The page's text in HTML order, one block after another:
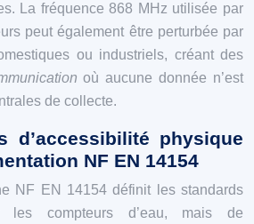
La fréquence 868 MHz utilisée par
peut également être perturbée par
ou industriels, créant des
où aucune donnée n’est
de collecte.
d’accessibilité physique
NF EN 14154
NF EN 14154 définit les standards
les compteurs d’eau, mais de